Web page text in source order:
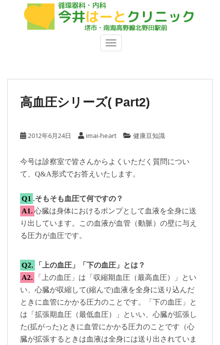
TOGGLE NAVIGATION
高血圧シリーズ( Part2)
2012年6月24日 imai-heart 健康豆知識
今号は診察室で皆さんからよくいただく質問につい
て、Q&A形式でお答えいたします。
Q1 .そもそも血圧て何ですの？
A1. 心臓は身体におけるポンプとして血液を全身に送
り出しています。この血液が血管（動脈）の壁に与え
る圧力が血圧です。
Q2.
「上の血圧」「下の血圧」とは？
A2.
「上の血圧」は「収縮期血圧（最高血圧）」とい
い、心臓が収縮して(縮んで)血液を全身に送り込んだ
ときに血管にかかる圧力のことです。「下の血圧」と
は「拡張期血圧（最低血圧）」といい、心臓が拡張し
た(拡がった)ときに血管にかかる圧力のことです（心
臓が拡張するときは血液は全身には送り出されていま